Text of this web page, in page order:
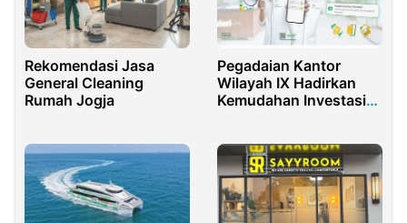
Rekomendasi Jasa
General Cleaning
Rumah Jogja
Pegadaian Kantor
Wilayah IX Hadirkan
Kemudahan Investasi